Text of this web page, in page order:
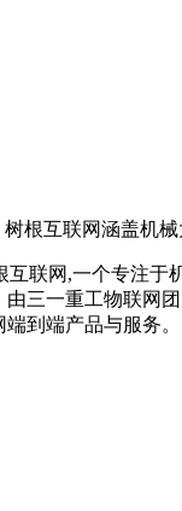
根互联网涵盖机械
联网,一个专注
三一重工物联网
到端产品与服务。